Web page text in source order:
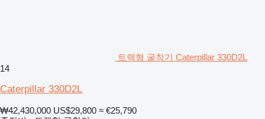
트랙형 굴착기 Caterpillar 330D2L
14
Caterpillar 330D2L
₩42,430,000 US$29,800 ≈ €25,790